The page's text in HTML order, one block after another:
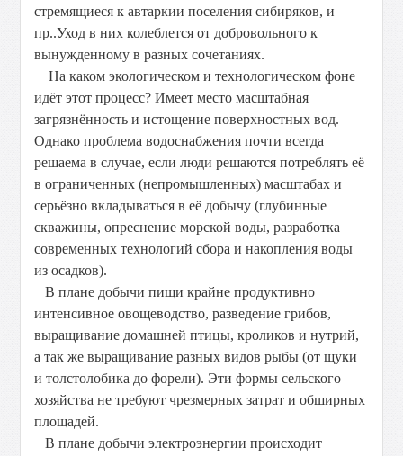
стремящиеся к автаркии поселения сибиряков, и
пр..Уход в них колеблется от добровольного к
вынужденному в разных сочетаниях.
На каком экологическом и технологическом фоне
идёт этот процесс? Имеет место масштабная
загрязнённость и истощение поверхностных вод.
Однако проблема водоснабжения почти всегда
решаема в случае, если люди решаются потреблять её
в ограниченных (непромышленных) масштабах и
серьёзно вкладываться в её добычу (глубинные
скважины, опреснение морской воды, разработка
современных технологий сбора и накопления воды
из осадков).
В плане добычи пищи крайне продуктивно
интенсивное овощеводство, разведение грибов,
выращивание домашней птицы, кроликов и нутрий,
а так же выращивание разных видов рыбы (от щуки
и толстолобика до форели). Эти формы сельского
хозяйства не требуют чрезмерных затрат и обширных
площадей.
В плане добычи электроэнергии происходит